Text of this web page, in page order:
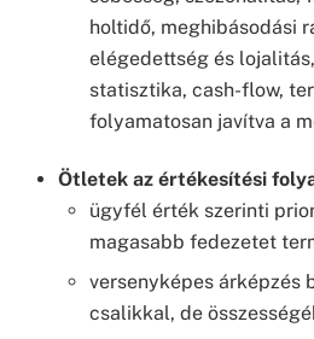
holtidő, meghibásodási
elégedettség és
statisztika, cash-flow,
folyamatosan javítva a
Ötletek az értékesítési
ügyfél érték szerinti
magasabb fedezetet
versenyképes árképzés
csalikkal, de